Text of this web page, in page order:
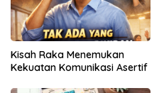
Kisah Raka Menemukan
Kekuatan Komunikasi Asertif